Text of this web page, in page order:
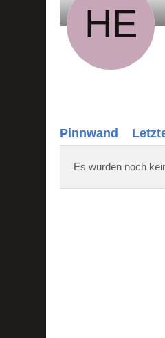
Pinnwand
Es wurden noch